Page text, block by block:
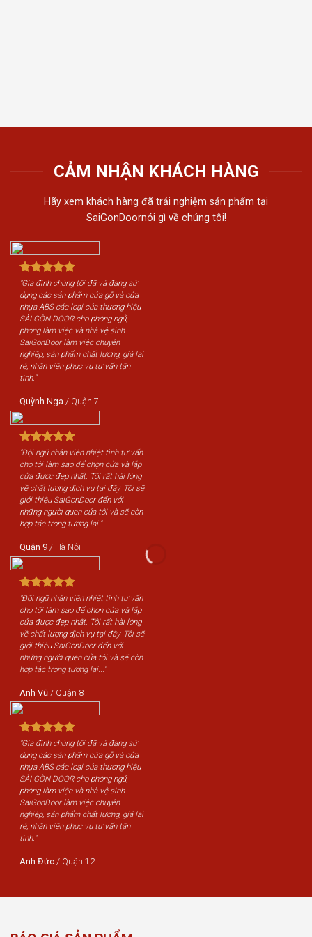
CẢM NHẬN KHÁCH HÀNG
Hãy xem khách hàng đã trải nghiệm sản phẩm tại
SaiGonDoornói gì về chúng tôi!
"Gia đình chúng tôi đã và đang sử
dụng các sản phẩm cửa gỗ và cửa
nhựa ABS các loại của thương hiệu
SÀI GÒN DOOR cho phòng ngủ,
phòng làm việc và nhà vệ sinh.
SaiGonDoor làm việc chuyên
nghiệp, sản phẩm chất lượng, giá lại
rẻ, nhân viên phục vụ tư vấn tận
tình."
Quỳnh Nga / Quận 7
"Đội ngũ nhân viên nhiệt tình tư vấn
cho tôi làm sao để chọn cửa và lắp
cửa được đẹp nhất. Tôi rất hài lòng
về chất lượng dịch vụ tại đây. Tôi sẽ
giới thiệu SaiGonDoor đến với
những người quen của tôi và sẽ còn
hợp tác trong tương lai."
Quận 9 / Hà Nội
"Đội ngũ nhân viên nhiệt tình tư vấn
cho tôi làm sao để chọn cửa và lắp
cửa được đẹp nhất. Tôi rất hài lòng
về chất lượng dịch vụ tại đây. Tôi sẽ
giới thiệu SaiGonDoor đến với
những người quen của tôi và sẽ còn
hợp tác trong tương lai..."
Anh Vũ / Quận 8
"Gia đình chúng tôi đã và đang sử
dụng các sản phẩm cửa gỗ và cửa
nhựa ABS các loại của thương hiệu
SÀI GÒN DOOR cho phòng ngủ,
phòng làm việc và nhà vệ sinh.
SaiGonDoor làm việc chuyên
nghiệp, sản phẩm chất lượng, giá lại
rẻ, nhân viên phục vụ tư vấn tận
tình."
Anh Đức / Quận 12